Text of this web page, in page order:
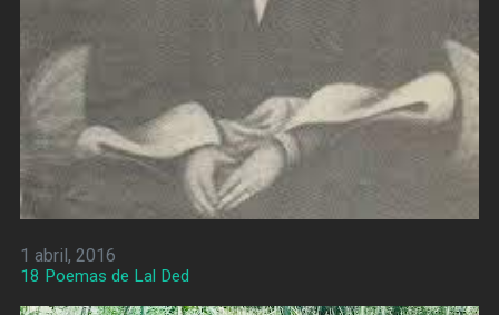
1 abril, 2016
18 Poemas de Lal Ded